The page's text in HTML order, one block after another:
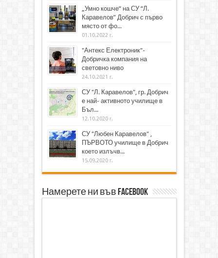
„Умно кошче“ на СУ “Л.
Каравелов” Добрич с първо
място от фо...
01.10.2022 г.
"Антекс Електроник"-
Добричка компания на
световно ниво
24.10.2021 г.
СУ "Л. Каравелов", гр. Добрич
е най- активното училище в
Бъл...
12.10.2020 г.
СУ "Любен Каравелов" ,
ПЪРВОТО училище в Добрич
което излъчв...
15.09.2020 г.
Намерете ни във Facebook